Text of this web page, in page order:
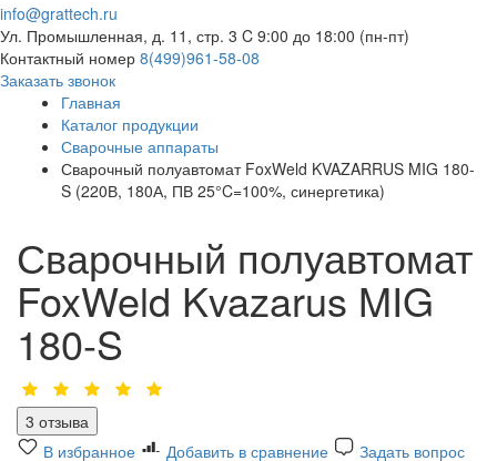
info@grattech.ru
Ул. Промышленная, д. 11, стр. 3 C 9:00 до 18:00 (пн-пт)
Контактный номер 8(499)961-58-08
Заказать звонок
Главная
Каталог продукции
Сварочные аппараты
Сварочный полуавтомат FoxWeld KVAZARRUS MIG 180-
S (220В, 180А, ПВ 25°C=100%, синергетика)
Сварочный полуавтомат
FoxWeld Kvazarus MIG
180-S
3 отзыва
В избранное
Добавить в сравнение
Задать вопрос